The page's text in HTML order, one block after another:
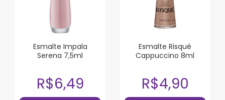
Esmalte Impala
Serena 7,5ml
R$6,49
Esmalte Risqué
Cappuccino 8ml
R$4,90